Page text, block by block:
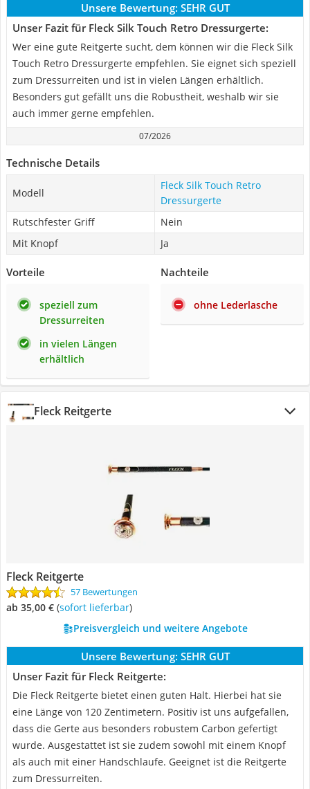
Unsere Bewertung: SEHR GUT
Unser Fazit für Fleck Silk Touch Retro Dressurgerte:
Wer eine gute Reitgerte sucht, dem können wir die Fleck Silk
Touch Retro Dressurgerte empfehlen. Sie eignet sich speziell
zum Dressurreiten und ist in vielen Längen erhältlich.
Besonders gut gefällt uns die Robustheit, weshalb wir sie
auch immer gerne empfehlen.
07/2026
Technische Details
Modell
Fleck Silk Touch Retro
Dressurgerte
Rutschfester Griff
Nein
Mit Knopf
Ja
Vorteile
speziell zum
Dressurreiten
in vielen Längen
erhältlich
Nachteile
ohne Lederlasche
Fleck Reitgerte
Fleck Reitgerte
57 Bewertungen
ab 35,00 € ( Sofort lieferbar)
Preisvergleich und weitere Angebote
Unsere Bewertung: SEHR GUT
Unser Fazit für Fleck Reitgerte:
Die Fleck Reitgerte bietet einen guten Halt. Hierbei hat sie
eine Länge von 120 Zentimetern. Positiv ist uns aufgefallen,
dass die Gerte aus besonders robustem Carbon gefertigt
wurde. Ausgestattet ist sie zudem sowohl mit einem Knopf
als auch mit einer Handschlaufe. Geeignet ist die Reitgerte
zum Dressurreiten.